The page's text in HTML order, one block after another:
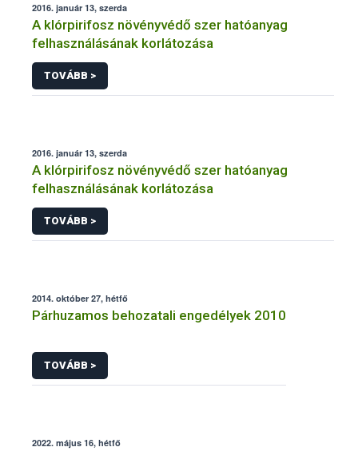
2016. január 13, szerda
A klórpirifosz növényvédő szer hatóanyag
felhasználásának korlátozása
TOVÁBB >
2016. január 13, szerda
A klórpirifosz növényvédő szer hatóanyag
felhasználásának korlátozása
TOVÁBB >
2014. október 27, hétfő
Párhuzamos behozatali engedélyek 2010
TOVÁBB >
2022. május 16, hétfő